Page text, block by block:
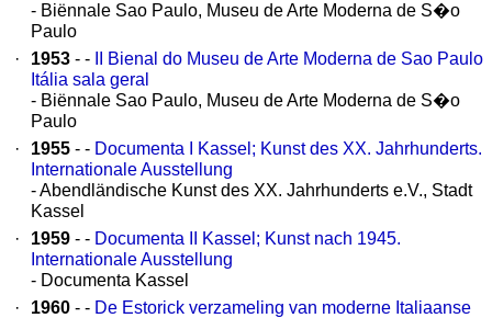
- Biënnale Sao Paulo, Museu de Arte Moderna de S�o
Paulo
·
1953 - -
II Bienal do Museu de Arte Moderna de Sao Paulo
Itália sala geral
- Biënnale Sao Paulo, Museu de Arte Moderna de S�o
Paulo
·
1955 - - Documenta I Kassel; Kunst des XX. Jahrhunderts.
Internationale Ausstellung
- Abendländische Kunst des XX. Jahrhunderts e.V., Stadt
Kassel
·
1959 - - Documenta II Kassel; Kunst nach 1945.
Internationale Ausstellung
- Documenta Kassel
·
1960 - - De Estorick verzameling van moderne Italiaanse